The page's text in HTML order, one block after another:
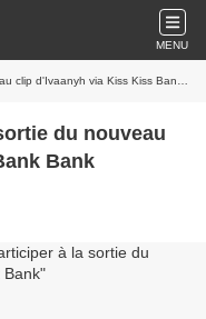
MENU
d'Ivaanyh via Kiss Kiss Bank Bank
du nouveau
Kiss Bank Bank